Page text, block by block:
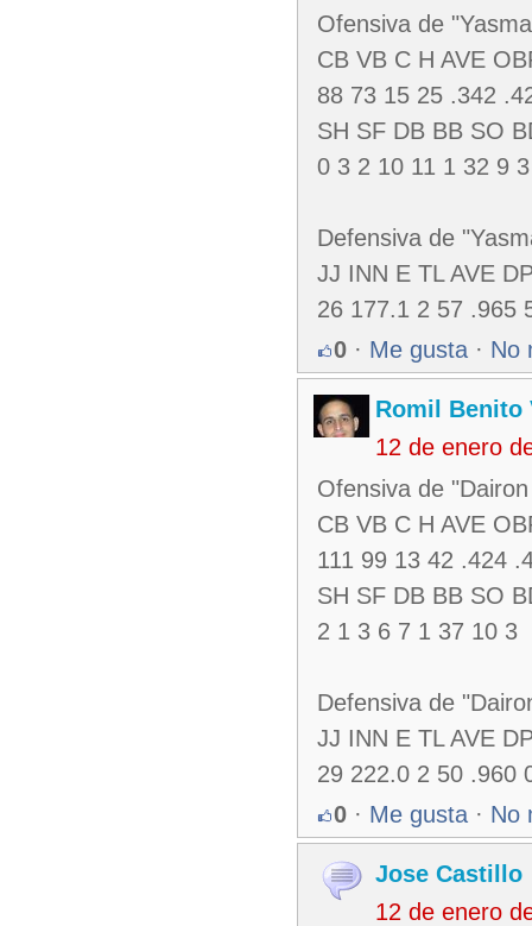
Ofensiva de
CB VB C H AVE
88 73 15 25 .342
SH SF DB BB SO
0 3 2 10 11 1 32 9 3
Defensiva de
JJ INN E TL AVE
26 177.1 2 57 .965
0 · Me gusta · No
Romil Benito
12 de enero
Ofensiva de
CB VB C H AVE
111 99 13 42 .424
SH SF DB BB SO
2 1 3 6 7 1 37 10 3
Defensiva de
JJ INN E TL AVE
29 222.0 2 50 .960
0 · Me gusta · No
Jose Castillo
12 de enero